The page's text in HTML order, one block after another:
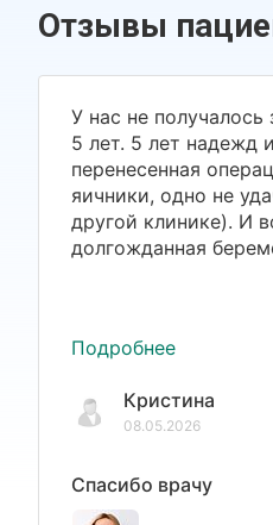
Отзывы
У нас не получалось
5 лет. 5 лет надежд
перенесенная
яичники, одно не
другой клинике). И
долгожданная
Подробнее
Кристина
08.05.2026
Спасибо врачу